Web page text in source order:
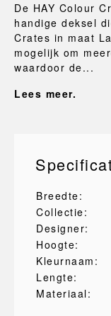
De HAY Colour
handige deksel
Crates in maat
mogelijk om
waardoor de...
Lees meer.
Breedte:
Collectie:
Designer:
Hoogte:
Kleurnaam:
Lengte:
Materiaal: